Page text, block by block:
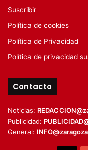
Suscribir
Política de cookies
Política de Privacidad
Política de privacidad
Contacto
Noticias:
Publicidad:
General: